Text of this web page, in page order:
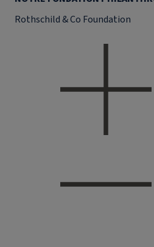
Rothschild & Co Foundation